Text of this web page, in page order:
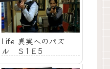
Life 真実へのパズ
ル Ｓ1Ｅ5